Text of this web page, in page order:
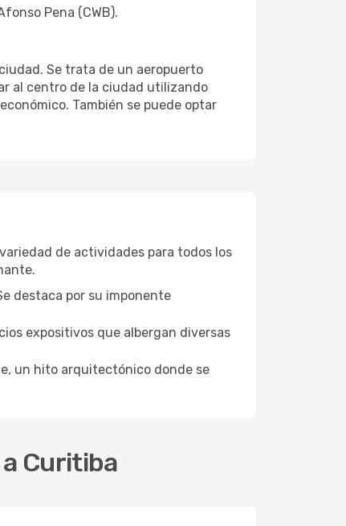
Pena (CWB).
Se trata de un aeropuerto
al centro de la ciudad utilizando
También se puede optar
de actividades para todos los
destaca por su imponente
expositivos que albergan diversas
un hito arquitectónico donde se
Curitiba